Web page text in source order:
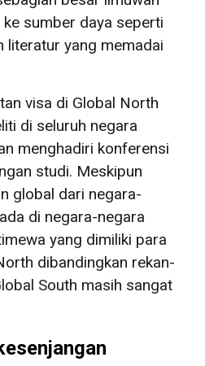
sumber daya seperti
literatur yang memadai
visa di Global North
di seluruh negara
menghadiri konferensi
studi. Meskipun
global dari negara-
di negara-negara
yang dimiliki para
dibandingkan rekan-
South masih sangat